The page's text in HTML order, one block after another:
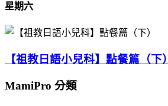
星期六
【祖教日語小兒科】點餐篇（下）
MamiPro 分類